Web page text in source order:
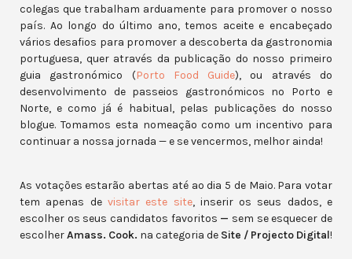
colegas que trabalham arduamente para promover o nosso
país. Ao longo do último ano, temos aceite e encabeçado
vários desafios para promover a descoberta da gastronomia
portuguesa, quer através da publicação do nosso primeiro
guia gastronómico (Porto Food Guide), ou através do
desenvolvimento de passeios gastronómicos no Porto e
Norte, e como já é habitual, pelas publicações do nosso
blogue. Tomamos esta nomeação como um incentivo para
continuar a nossa jornada — e se vencermos, melhor ainda!
As votações estarão abertas até ao dia 5 de Maio. Para votar
tem apenas de visitar este site, inserir os seus dados, e
escolher os seus candidatos favoritos — sem se esquecer de
escolherAmass. Cook. na categoria de Site / Projecto Digital!